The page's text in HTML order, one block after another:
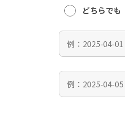
どちらでも